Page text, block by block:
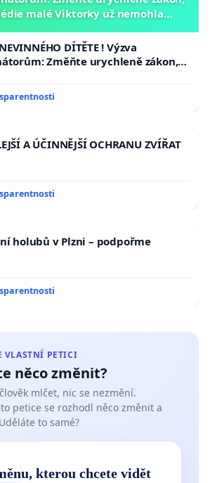
malé Viktorky už nemohla
DÍTĚTE ! Výzva
Změňte urychleně zákon,
Viktorky už nemohla opakovat!
A ÚČINNĚJŠÍ OCHRANU ZVÍŘAT
holubů v Plzni – podpořme
VLASTNÍ PETICI
něco změnit?
mlčet, nic se nezmění.
petice se rozhodl něco změnit a
to samé?
kterou chcete vidět